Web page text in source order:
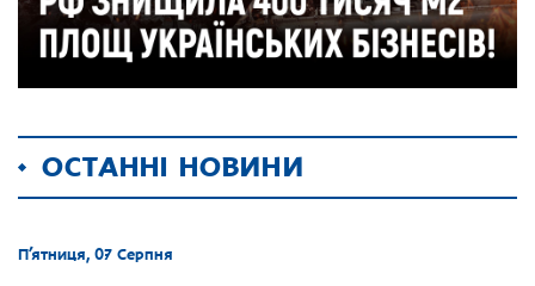
ОСТАННІ НОВИНИ
П’ятниця, 07 Серпня